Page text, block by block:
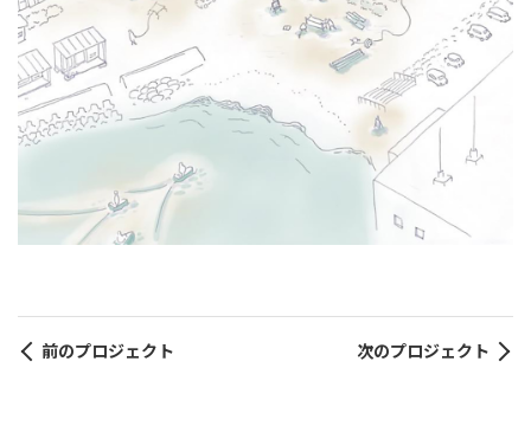
前のプロジェクト 次のプロジェクト